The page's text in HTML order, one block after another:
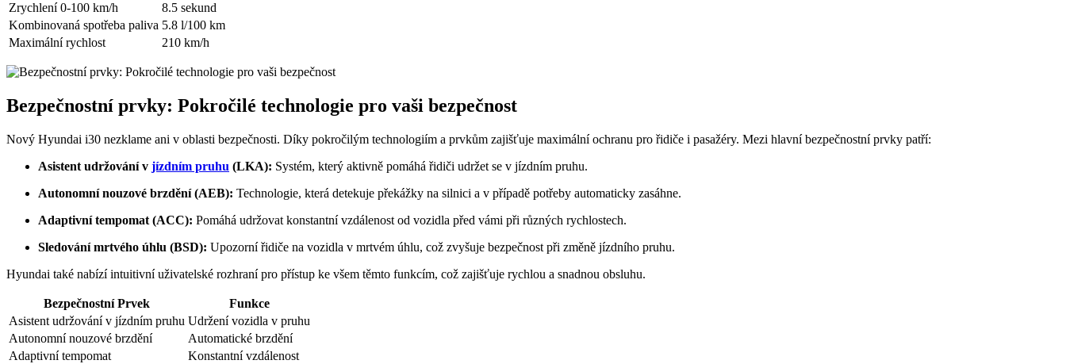
Zrychlení 0-100 km/h
8.5 sekund
Kombinovaná spotřeba paliva 5.8 l/100 km
Maximální rychlost
210 km/h
Bezpečnostní prvky: Pokročilé technologie pro vaši bezpečnost
Nový Hyundai i30 nezklame ani v oblasti bezpečnosti. Díky pokročilým technologiím a prvkům zajišťuje maximální ochranu pro řidiče i pasažéry. Mezi hlavní bezpečnostní prvky patří:
Asistent udržování v jízdním pruhu (LKA): Systém, který aktivně pomáhá řidiči udržet se v jízdním pruhu.
Autonomní nouzové brzdění (AEB): Technologie, která detekuje překážky na silnici a v případě potřeby automaticky zasáhne.
Adaptivní tempomat (ACC): Pomáhá udržovat konstantní vzdálenost od vozidla před vámi při různých rychlostech.
Sledování mrtvého úhlu (BSD): Upozorní řidiče na vozidla v mrtvém úhlu, což zvyšuje bezpečnost při změně jízdního pruhu.
Hyundai také nabízí intuitivní uživatelské rozhraní pro přístup ke všem těmto funkcím, což zajišťuje rychlou a snadnou obsluhu.
Bezpečnostní Prvek
Funkce
Asistent udržování v jízdním pruhu Udržení vozidla v pruhu
Autonomní nouzové brzdění
Automatické brzdění
Adaptivní tempomat
Konstantní vzdálenost